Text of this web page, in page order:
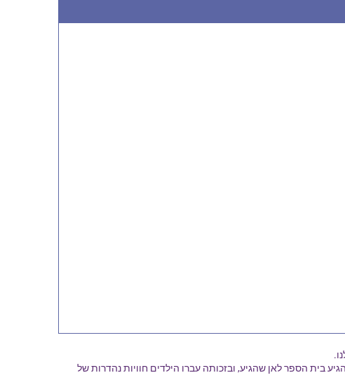
בית הספר לאן שהגיע, ובזכותה עברו הילדים חוויות נהדרות של